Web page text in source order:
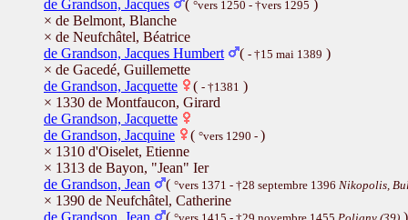
de Grandson, Jacques ( °vers 1250 - †vers 1295 )
× de Belmont, Blanche
× de Neufchâtel, Béatrice
de Grandson, Jacques Humbert
( - †15 mai 1389 )
× de Gacedé, Guillemette
de Grandson, Jacquette
( - †1381 )
× 1330 de Montfaucon, Girard
de Grandson, Jacquette
de Grandson, Jacquine
( °vers 1290 - )
× 1310 d'Oiselet, Etienne
× 1313 de Bayon, "Jean" Ier
de Grandson, Jean
( °vers 1371 - †28 septembre 1396 Nikopolis,
× 1390 de Neufchâtel, Catherine
de Grandson, Jean
(
)